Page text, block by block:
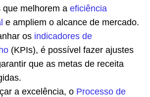
que melhorem a eficiência
e ampliem o alcance de mercado.
os indicadores de
(KPIs), é possível fazer ajustes
que as metas de receita
a excelência, o Processo de